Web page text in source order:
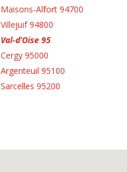
Maisons-Alfort 94700
Villejuif 94800
Val-d’Oise 95
Cergy 95000
Argenteuil 95100
Sarcelles 95200